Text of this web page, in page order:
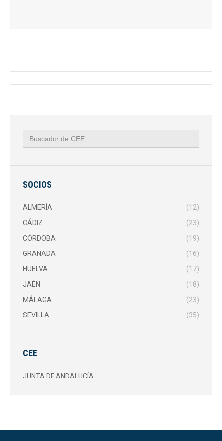
Navegación
entre
publicaciones
Buscar:
SOCIOS
ALMERÍA
(12)
CÁDIZ
(23)
CÓRDOBA
(19)
GRANADA
(16)
HUELVA
(17)
JAÉN
(18)
MÁLAGA
(23)
SEVILLA
(35)
CEE
JUNTA DE ANDALUCÍA